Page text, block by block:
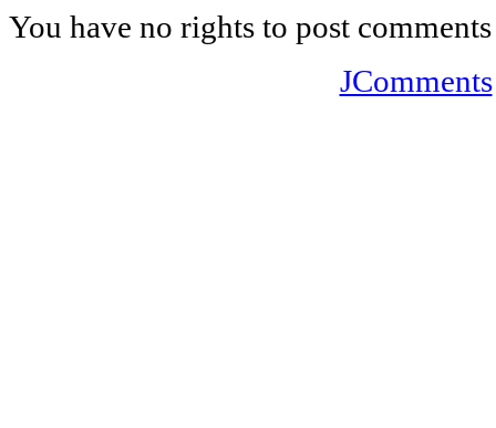
You have no rights to post comments
JComments